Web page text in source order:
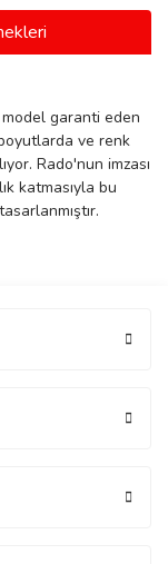
garanti eden
boyutlarda ve renk
Rado'nun imzası
katmasıyla bu